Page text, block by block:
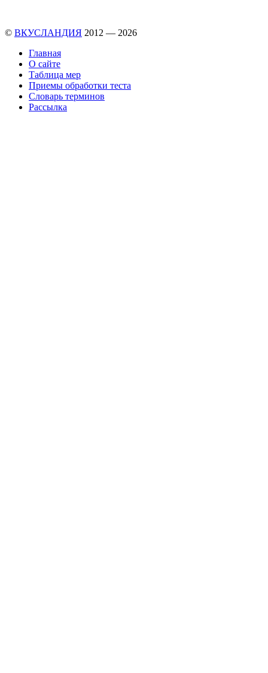
© ВКУСЛАНДИЯ 2012 — 2026
Главная
О сайте
Таблица мер
Приемы обработки теста
Словарь терминов
Рассылка